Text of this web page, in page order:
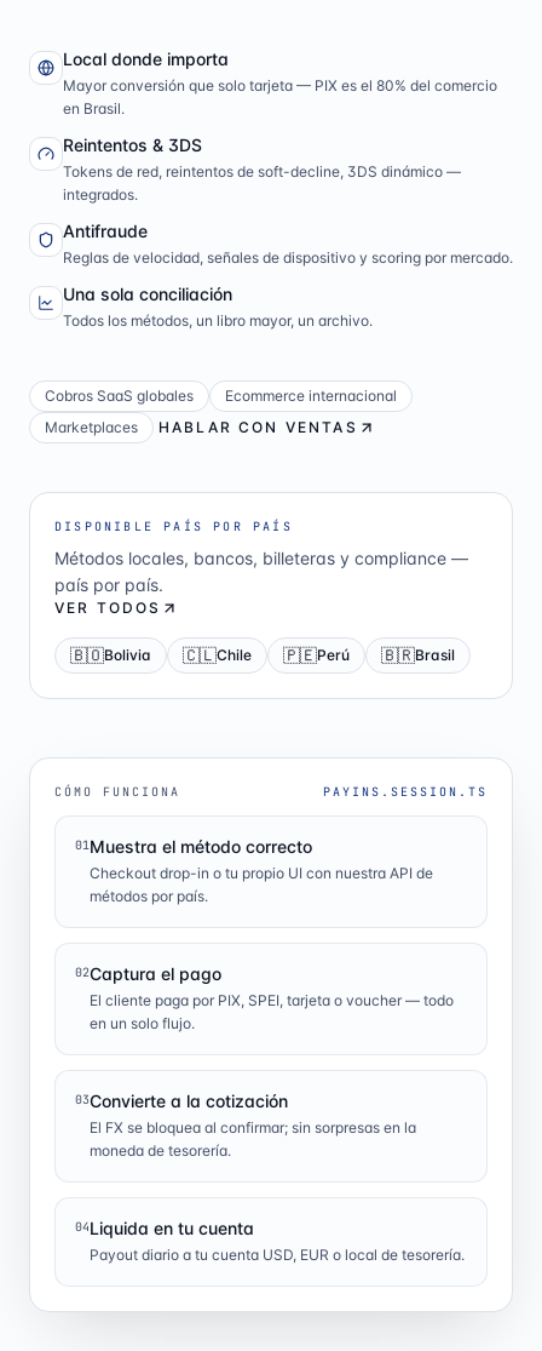
Local donde importa
Mayor conversión que solo tarjeta — PIX es el 80% del comercio
en Brasil.
Reintentos & 3DS
Tokens de red, reintentos de soft-decline, 3DS dinámico —
integrados.
Antifraude
Reglas de velocidad, señales de dispositivo y scoring por mercado.
Una sola conciliación
Todos los métodos, un libro mayor, un archivo.
Cobros SaaS globales
Ecommerce internacional
Marketplaces
HABLAR CON VENTAS
DISPONIBLE PAÍS POR PAÍS
Métodos locales, bancos, billeteras y compliance —
país por país.
VER TODOS
🇧🇴Bolivia 🇨🇱Chile 🇵🇪Perú 🇧🇷Brasil
CÓMO FUNCIONA PAYINS.SESSION.TS
01Muestra el método correcto
Checkout drop-in o tu propio UI con nuestra API de
métodos por país.
02Captura el pago
El cliente paga por PIX, SPEI, tarjeta o voucher — todo
en un solo flujo.
03Convierte a la cotización
El FX se bloquea al confirmar; sin sorpresas en la
moneda de tesorería.
04Liquida en tu cuenta
Payout diario a tu cuenta USD, EUR o local de tesorería.